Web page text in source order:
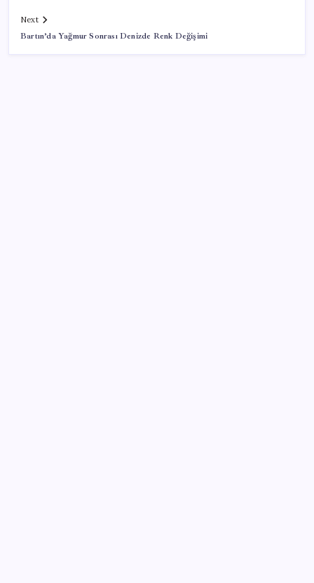
Next
Bartın’da Yağmur Sonrası Denizde Renk Değişimi